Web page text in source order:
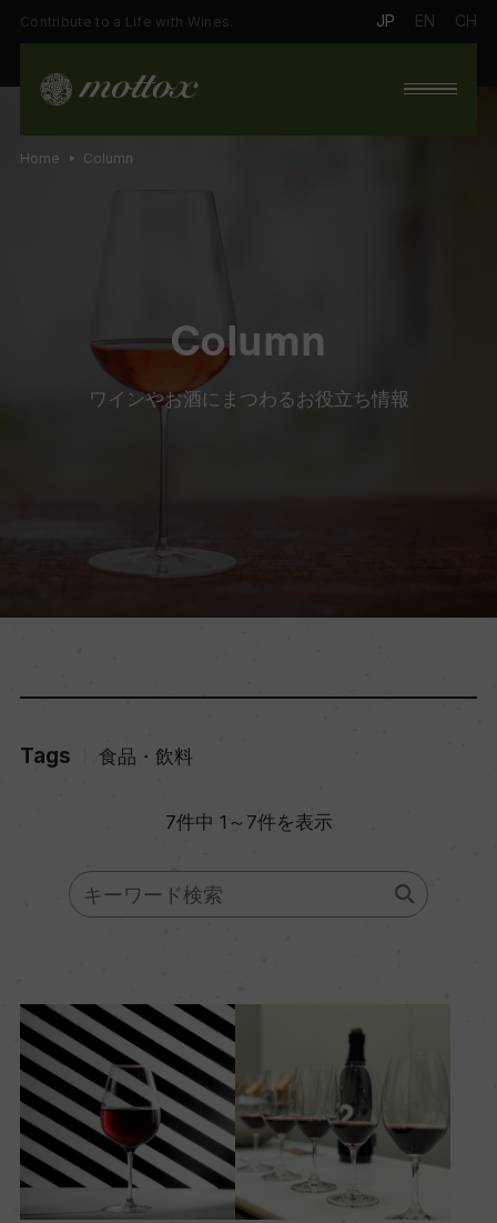
Contribute to a Life with Wines. JP EN CH
Column
ワインやお酒にまつわるお役立ち情報
Home Column
Tags 食品・飲料
7件中 1～7件を表示